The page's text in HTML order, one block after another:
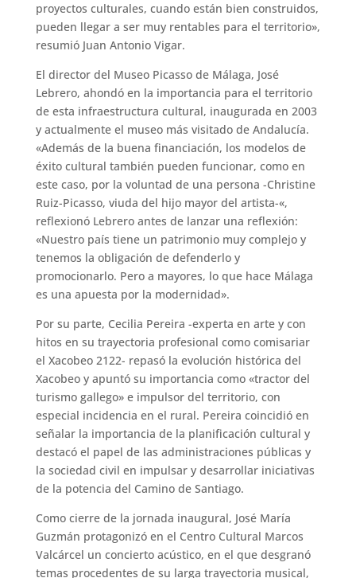
proyectos culturales, cuando están bien construidos,
pueden llegar a ser muy rentables para el territorio»,
resumió Juan Antonio Vigar.
El director del Museo Picasso de Málaga, José
Lebrero, ahondó en la importancia para el territorio
de esta infraestructura cultural, inaugurada en 2003
y actualmente el museo más visitado de Andalucía.
«Además de la buena financiación, los modelos de
éxito cultural también pueden funcionar, como en
este caso, por la voluntad de una persona -Christine
Ruiz-Picasso, viuda del hijo mayor del artista-«,
reflexionó Lebrero antes de lanzar una reflexión:
«Nuestro país tiene un patrimonio muy complejo y
tenemos la obligación de defenderlo y
promocionarlo. Pero a mayores, lo que hace Málaga
es una apuesta por la modernidad».
Por su parte, Cecilia Pereira -experta en arte y con
hitos en su trayectoria profesional como comisariar
el Xacobeo 2122- repasó la evolución histórica del
Xacobeo y apuntó su importancia como «tractor del
turismo gallego» e impulsor del territorio, con
especial incidencia en el rural. Pereira coincidió en
señalar la importancia de la planificación cultural y
destacó el papel de las administraciones públicas y
la sociedad civil en impulsar y desarrollar iniciativas
de la potencia del Camino de Santiago.
Como cierre de la jornada inaugural, José María
Guzmán protagonizó en el Centro Cultural Marcos
Valcárcel un concierto acústico, en el que desgranó
temas procedentes de su larga trayectoria musical,